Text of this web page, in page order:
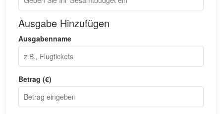
Ausgabe Hinzufügen
Ausgabenname
Betrag (€)